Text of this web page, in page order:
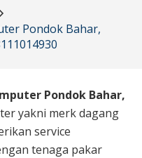
Pondok Bahar,
Pondok Bahar,
yakni merk dagang
service
tenaga pakar